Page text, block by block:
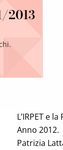
2013
L’IRPET e
Anno 2012.
Patrizia